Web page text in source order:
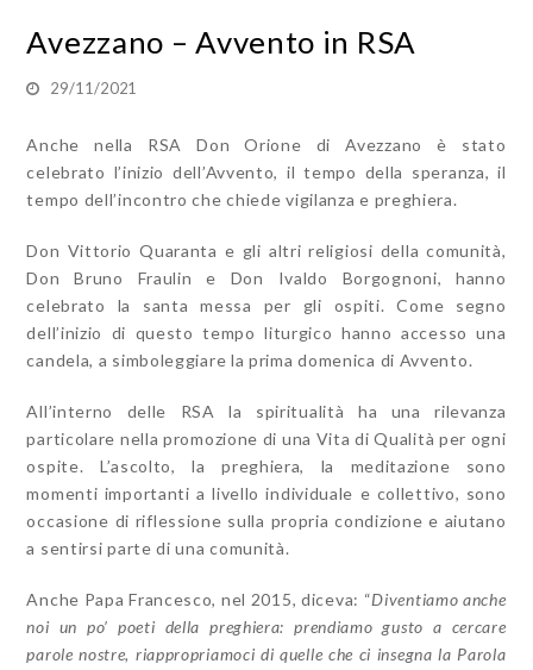
Avezzano – Avvento in RSA
29/11/2021
Anche nella RSA Don Orione di Avezzano è stato
celebrato l’inizio dell’Avvento,il tempo della speranza, il
tempo dell’incontro che chiede vigilanza e preghiera.
Don Vittorio Quaranta e gli altri religiosi della comunità,
Don Bruno Fraulin e Don Ivaldo Borgognoni, hanno
celebrato la santa messa per gli ospiti. Come segno
dell’inizio di questo tempo liturgico hanno accesso una
candela, a simboleggiare la prima domenica di Avvento.
All’interno delle RSA la spiritualità ha una rilevanza
particolare nella promozione di una Vita di Qualità per ogni
ospite. L’ascolto, la preghiera, la meditazione sono
momenti importanti a livello individuale e collettivo, sono
occasione di riflessione sulla propria condizione e aiutano
a sentirsi parte di una comunità.
Anche Papa Francesco, nel 2015, diceva: “Diventiamo anche
noi un po’ poeti della preghiera: prendiamo gusto a cercare
parole nostre, riappropriamoci di quelle che ci insegna la Parola